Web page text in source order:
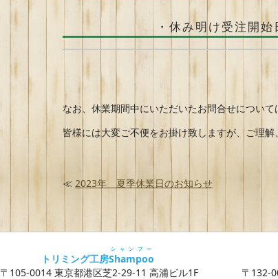
・休み明け受注開
なお、休業期間中にいただいたお問合せについ
皆様には大変ご不便をお掛け致しますが、ご理
≪ 2023年 夏季休業日のお知らせ
トリミング工房Shampoo
シャンプー
〒105-0014 東京都港区芝2-29-11 高浦ビル1F 〒132-